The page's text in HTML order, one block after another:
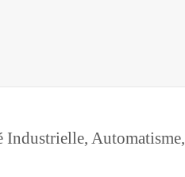
Industrielle, Automatisme,